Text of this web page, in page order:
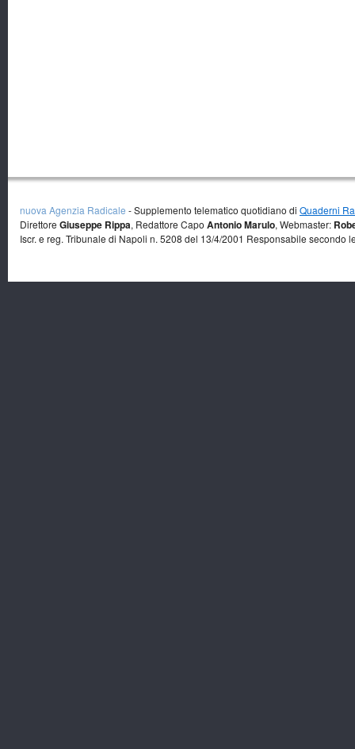
nuova Agenzia Radicale - Supplemento telematico quotidiano di Quaderni
Direttore Giuseppe Rippa, Redattore Capo Antonio Marulo, Webmaster:
Iscr. e reg. Tribunale di Napoli n. 5208 del 13/4/2001 Responsabile secondo